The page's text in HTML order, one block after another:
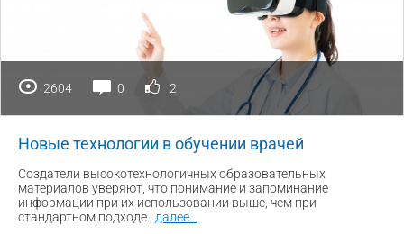
2604 0 2
Новые технологии в обучении врачей
Создатели высокотехнологичных образовательных
материалов уверяют, что понимание и запоминание
информации при их использовании выше, чем при
стандартном подходе. далее...